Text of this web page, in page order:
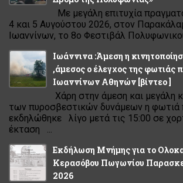
Με μεγάλη επιτυχία
4 και 5 Αυγούστου 2026, στον
Ιωαννίνων, το 8ο Φεστιβάλ
Ιωάννινα :Άμεση η
,άμεσος ο έλεγχος της φωτιάς
Ιωαννίνων Αθηνών [βίντεο ]
Χάρη στην άμεση και μεγάλη
των πυροσβεστικών δυνάμεων η φωτιά
εκδηλώθηκε λίγο μετά τις 15:00 σε
έκταση ...
Εκδήλωση Μνήμης για το
Κερασόβου Πωγωνίου
2026